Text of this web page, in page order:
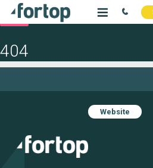
Pagina niet gevonden
404
Website